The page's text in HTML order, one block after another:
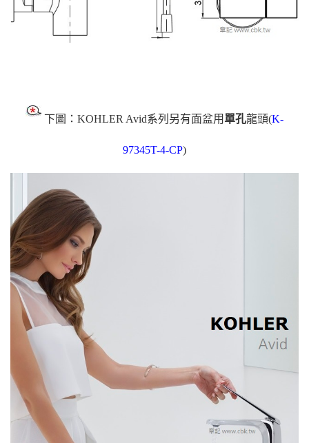
下圖：KOHLER Avid系列另有面盆用 單孔龍頭(K-
97345T-4-CP)